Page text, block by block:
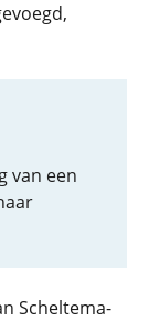
van een
Scheltema-